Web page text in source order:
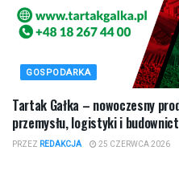
GOSPODARKA
Tartak Gałka – nowoczesny
przemysłu, logistyki i
PRZEZ REDAKCJA 25 CZERWCA 2026